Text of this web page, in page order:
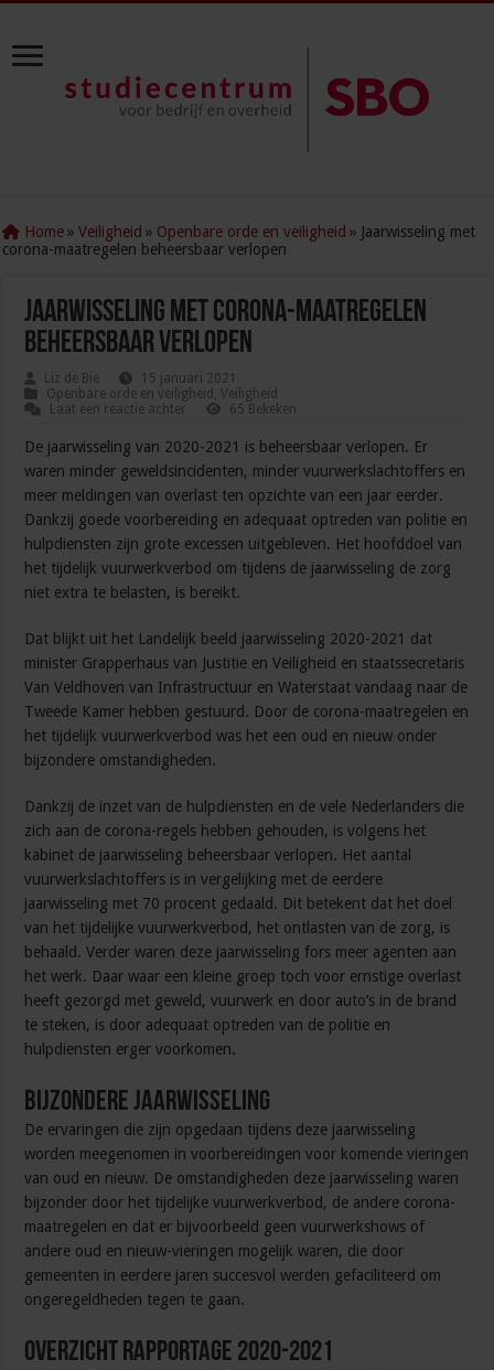
Home » Veiligheid » Openbare orde en veiligheid » Jaarwisseling met
corona-maatregelen beheersbaar verlopen
Jaarwisseling met corona-maatregelen
beheersbaar verlopen
Liz de Bie
15 januari 2021
Openbare orde en veiligheid ,Veiligheid
Laat een reactie achter
65 Bekeken
De jaarwisseling van 2020-2021 is beheersbaar verlopen. Er
waren minder geweldsincidenten, minder vuurwerkslachtoffers en
meer meldingen van overlast ten opzichte van een jaar eerder.
Dankzij goede voorbereiding en adequaat optreden van politie en
hulpdiensten zijn grote excessen uitgebleven. Het hoofddoel van
het tijdelijk vuurwerkverbod om tijdens de jaarwisseling de zorg
niet extra te belasten, is bereikt.
Dat blijkt uit het Landelijk beeld jaarwisseling 2020-2021 dat
minister Grapperhaus van Justitie en Veiligheid en staatssecretaris
Van Veldhoven van Infrastructuur en Waterstaat vandaag naar de
Tweede Kamer hebben gestuurd. Door de corona-maatregelen en
het tijdelijk vuurwerkverbod was het een oud en nieuw onder
bijzondere omstandigheden.
Dankzij de inzet van de hulpdiensten en de vele Nederlanders die
zich aan de corona-regels hebben gehouden, is volgens het
kabinet de jaarwisseling beheersbaar verlopen. Het aantal
vuurwerkslachtoffers is in vergelijking met de eerdere
jaarwisseling met 70 procent gedaald. Dit betekent dat het doel
van het tijdelijke vuurwerkverbod, het ontlasten van de zorg, is
behaald. Verder waren deze jaarwisseling fors meer agenten aan
het werk. Daar waar een kleine groep toch voor ernstige overlast
heeft gezorgd met geweld, vuurwerk en door auto’s in de brand
te steken, is door adequaat optreden van de politie en
hulpdiensten erger voorkomen.
Bijzondere jaarwisseling
De ervaringen die zijn opgedaan tijdens deze jaarwisseling
worden meegenomen in voorbereidingen voor komende vieringen
van oud en nieuw. De omstandigheden deze jaarwisseling waren
bijzonder door het tijdelijke vuurwerkverbod, de andere corona-
maatregelen en dat er bijvoorbeeld geen vuurwerkshows of
andere oud en nieuw-vieringen mogelijk waren, die door
gemeenten in eerdere jaren succesvol werden gefaciliteerd om
ongeregeldheden tegen te gaan.
Overzicht rapportage 2020-2021